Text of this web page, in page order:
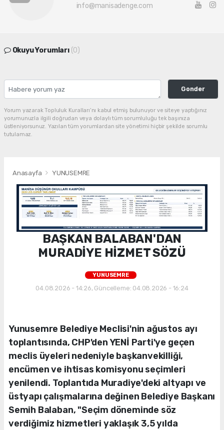
info@manisadenge.com
Okuyu Yorumları (0)
Gonder
Yorum yazarak Topluluk Kuralları’nı kabul etmiş bulunuyor ve siteye yaptığınız
yorumunuzla ilgili doğrudan veya dolaylı tüm sorumluluğu tek başınıza
üstleniyorsunuz. Yazılan tüm yorumlardan site yönetimi hiçbir şekilde sorumlu
tutulamaz.
Anasayfa YUNUSEMRE
BAŞKAN BALABAN'DAN
MURADİYE HİZMET SÖZÜ
YUNUSEMRE
04.08.2026 - 14:26, Güncelleme: 04.08.2026 - 16:24
Yunusemre Belediye Meclisi'nin ağustos ayı
toplantısında, CHP'den YENİ Parti'ye geçen
meclis üyeleri nedeniyle başkanvekilliği,
encümen ve ihtisas komisyonu seçimleri
yenilendi. Toplantıda Muradiye'deki altyapı ve
üstyapı çalışmalarına değinen Belediye Başkanı
Semih Balaban, "Seçim döneminde söz
verdiğimiz hizmetleri yaklaşık 3,5 yılda